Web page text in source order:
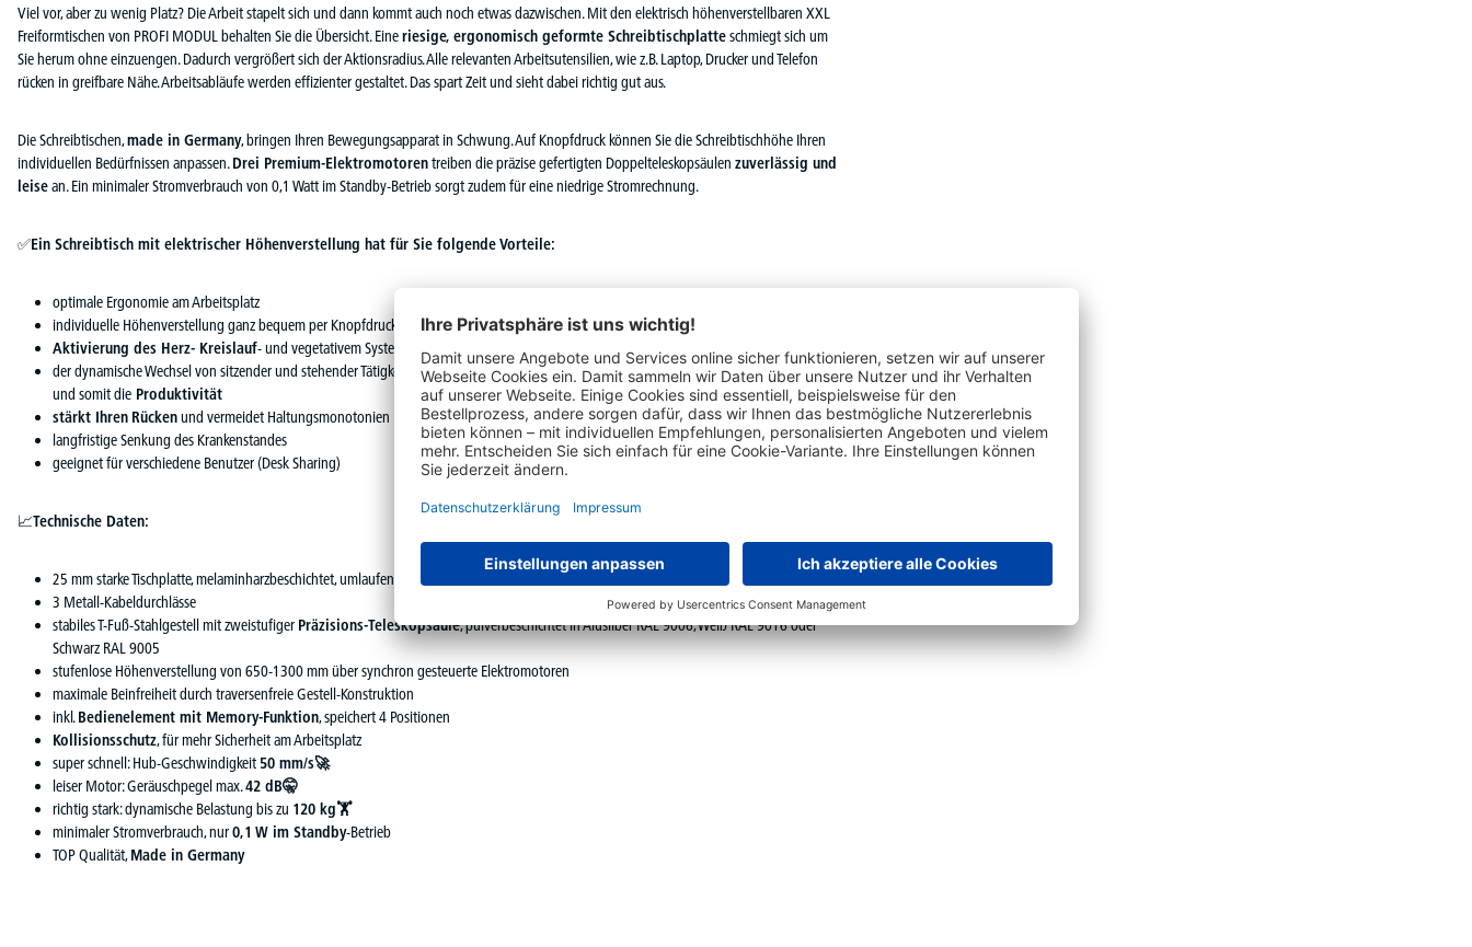
Viel vor, aber zu wenig Platz? Die Arbeit stapelt sich und dann kommt auch noch etwas dazwischen. Mit den elektrisch höhenverstellbaren XXL
Freiformtischen von PROFI MODUL behalten Sie die Übersicht. Eineriesige, ergonomisch geformte Schreibtischplatteschmiegt sich um
Sie herum ohne einzuengen. Dadurch vergrößert sich der Aktionsradius. Alle relevanten Arbeitsutensilien, wie z.B. Laptop, Drucker und Telefon
rücken in greifbare Nähe. Arbeitsabläufe werden effizienter gestaltet. Das spart Zeit und sieht dabei richtig gut aus.
Die Schreibtischen,made in Germany, bringen Ihren Bewegungsapparat in Schwung. Auf Knopfdruck können Sie die Schreibtischhöhe Ihren
individuellen Bedürfnissen anpassen.Drei Premium-Elektromotorentreiben die präzise gefertigten Doppelteleskopsäulen zuverlässig und
leisean. Ein minimaler Stromverbrauch von 0,1 Watt im Standby-Betrieb sorgt zudem für eine niedrige Stromrechnung.
✅Ein Schreibtisch mit elektrischer Höhenverstellung hat für Sie folgende Vorteile:
optimale Ergonomie am Arbeitsplatz
individuelle Höhenverstellung ganz bequem per Knopfdruck
Aktivierung des Herz- Kreislauf- und vegetativem System
der dynamische Wechsel von sitzender und stehender Tätigkeit
steigert das Wohlbefinden , erhöht die geistigeLeistungsfähigkeit
und somit die Produktivität
stärkt Ihren Rückenund vermeidet Haltungsmonotonien
langfristige Senkung des Krankenstandes
geeignet für verschiedene Benutzer (Desk Sharing)
📈Technische Daten:
25 mm starke Tischplatte, melaminharzbeschichtet, umlaufend mit 3 mm starkem Kunststoff-Umleimer
3 Metall-Kabeldurchlässe
stabiles T-Fuß-Stahlgestell mit zweistufiger Präzisions-Teleskopsäule, pulverbeschichtet in Alusilber RAL 9006, Weiß RAL 9016 oder
Schwarz RAL 9005
stufenlose Höhenverstellung von 650-1300 mm über synchron gesteuerte Elektromotoren
maximale Beinfreiheit durch traversenfreie Gestell-Konstruktion
inkl.Bedienelement mit Memory-Funktion, speichert 4 Positionen
Kollisionsschutz, für mehr Sicherheit am Arbeitsplatz
super schnell: Hub-Geschwindigkeit 50 mm/s🚀
leiser Motor: Geräuschpegel max.42 dB🤫
richtig stark: dynamische Belastung bis zu 120 kg🏋
minimaler Stromverbrauch, nur0,1 W im Standby-Betrieb
TOP Qualität,Made in Germany